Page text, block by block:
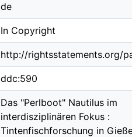
de
In Copyright
http://rightsstatements.org/
ddc:590
Das "Perlboot" Nautilus im
interdisziplinären Fokus :
Tintenfischforschung in Gießen